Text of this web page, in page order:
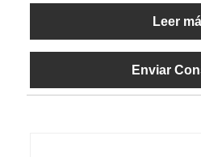
Leer
Enviar